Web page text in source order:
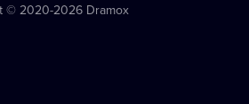
© 2020-2026 Dramox